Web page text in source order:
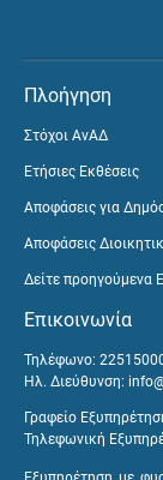
Πλοήγηση
Στόχοι ΑνΑΔ
Ετήσιες Εκθέσεις
Αποφάσεις για
Αποφάσεις
Δείτε προηγούμενα
Επικοινωνία
Τηλέφωνο:
Ηλ. Διεύθυνση:
Γραφείο
Τηλεφωνική